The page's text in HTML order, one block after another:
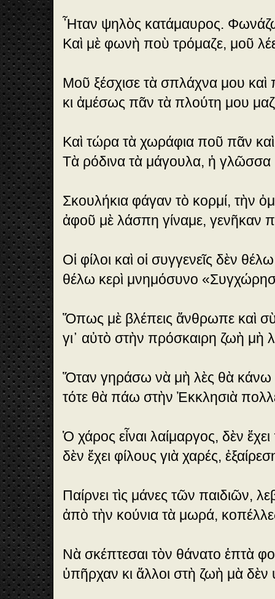
Ἦταν ψηλὸς κατάμαυρος.
Καὶ μὲ φωνὴ ποὺ τρόμαζε, μοῦ
Μοῦ ξέσχισε τὰ σπλάχνα μου
κι ἀμέσως πᾶν τὰ πλούτη μου
Καὶ τώρα τὰ χωράφια ποῦ πᾶν
Τὰ ρόδινα τὰ μάγουλα, ἡ γλῶσσα
Σκουλήκια φάγαν τὸ κορμί, τὴν
ἀφοῦ μὲ λάσπη γίναμε, γενῆκαν
Οἱ φίλοι καὶ οἱ συγγενεῖς δὲν
θέλω κερὶ μνημόσυνο
Ὅπως μὲ βλέπεις ἄνθρωπε καὶ
γι᾿ αὐτὸ στὴν πρόσκαιρη ζωὴ μὴ
Ὅταν γηράσω νὰ μὴ λὲς θὰ κάνω
τότε θὰ πάω στὴν Ἐκκλησιὰ
Ὁ χάρος εἶναι λαίμαργος, δὲν
δὲν ἔχει φίλους γιὰ χαρές,
Παίρνει τὶς μάνες τῶν παιδιῶν,
ἀπὸ τὴν κούνια τὰ μωρά,
Νὰ σκέπτεσαι τὸν θάνατο ἑπτὰ
ὑπῆρχαν κι ἄλλοι στὴ ζωὴ μὰ